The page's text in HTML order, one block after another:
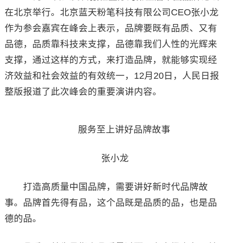
在北京举行。北京蓝天粉笔科技有限公司CEO张小龙
作为参会嘉宾在峰会上表示，品牌要既有品质、又有
品德，品质靠科技来支撑，品德靠我们人性的光辉来
支撑，通过这样的方式，来打造品牌，就能够实现经
济效益和社会效益的有效统一，12月20日，人民日报
整版报道了此次峰会的重要演讲内容。
服务至上讲好品牌故事
张小龙
打造高质量中国品牌，需要讲好新时代品牌故
事。品牌首先得有品，这个品既是品质的品，也是品
德的品。